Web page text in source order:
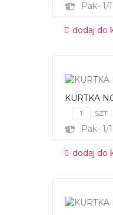
Pak- 1/
dodaj do
KURTKA
SZT.
Pak- 1/
dodaj do